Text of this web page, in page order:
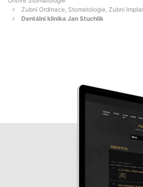
Zubní Ordinace, Stomatologie, Zubní
Dentální klinika Jan Stuchlík